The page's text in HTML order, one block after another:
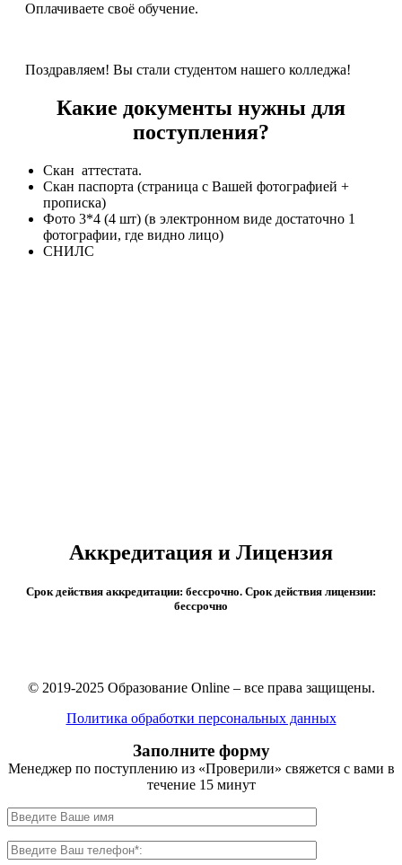
Оплачиваете своё обучение.
Поздравляем! Вы стали студентом нашего колледжа!
Какие документы нужны для
поступления?
Скан аттестата.
Скан паспорта (страница с Вашей фотографией +
прописка)
Фото 3*4 (4 шт) (в электронном виде достаточно 1
фотографии, где видно лицо)
СНИЛС
Аккредитация и Лицензия
Срок действия аккредитации: бессрочно. Срок действия лицензии:
бессрочно
© 2019-2025 Образование Online – все права защищены.
Политика обработки персональных данных
Заполните форму
Менеджер по поступлению из «Проверили» свяжется с вами в
течение 15 минут